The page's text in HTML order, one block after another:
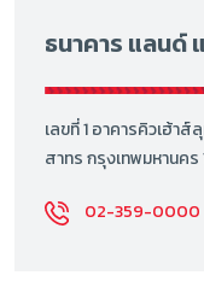
ธนาคาร แลนด์
เลขที่ 1 อาคารคิวเฮ้า
สาทร กรุงเทพมหานคร
02-359-0000